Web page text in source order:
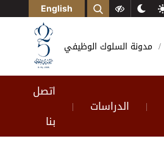
English
مدونة السلوك الوظيفي
| الدراسات |
اتصل
بنا